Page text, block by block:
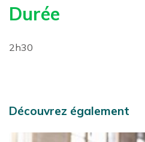
Durée
2h30
Découvrez également